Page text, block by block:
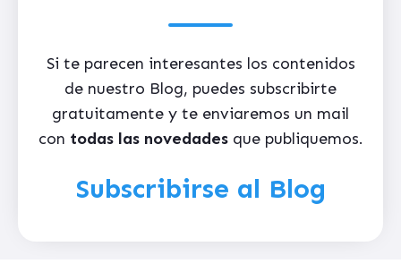
Si te parecen interesantes los contenidos
de nuestro Blog, puedes subscribirte
gratuitamente y te enviaremos un mail
con todas las novedadesque publiquemos.
Subscribirse al Blog